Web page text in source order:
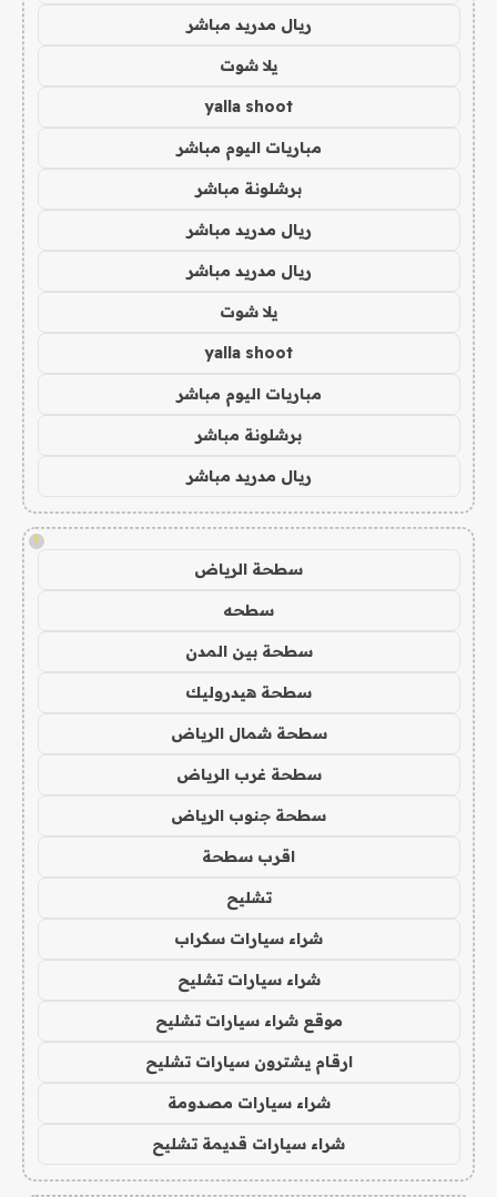
ريال مدريد مباشر
يلا شوت
yalla shoot
مباريات اليوم مباشر
برشلونة مباشر
ريال مدريد مباشر
ريال مدريد مباشر
يلا شوت
yalla shoot
مباريات اليوم مباشر
برشلونة مباشر
ريال مدريد مباشر
!
سطحة الرياض
سطحه
سطحة بين المدن
سطحة هيدروليك
سطحة شمال الرياض
سطحة غرب الرياض
سطحة جنوب الرياض
اقرب سطحة
تشليح
شراء سيارات سكراب
شراء سيارات تشليح
موقع شراء سيارات تشليح
ارقام يشترون سيارات تشليح
شراء سيارات مصدومة
شراء سيارات قديمة تشليح